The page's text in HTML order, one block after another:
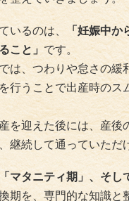
いるのは、
「妊娠中か
こと」 です。
は、つわりや怠さの緩
行うことで出産時のス
を迎えた後には、産後
継続して通っていただ
マタニティ期」、そし
期を、専門的な知識と